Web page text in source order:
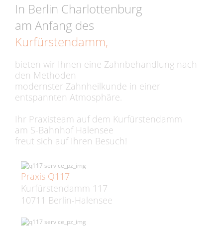
In Berlin Charlottenburg
am Anfang des
Kurfürstendamm,
bieten wir Ihnen eine Zahnbehandlung nach
den Methoden
modernster Zahnheilkunde in einer
entspannten Atmosphäre.
Ihr Praxisteam auf dem Kurfürstendamm
am S-Bahnhof Halensee
freut sich auf Ihren Besuch!
Praxis Q117
Kurfürstendamm 117
10711 Berlin-Halensee